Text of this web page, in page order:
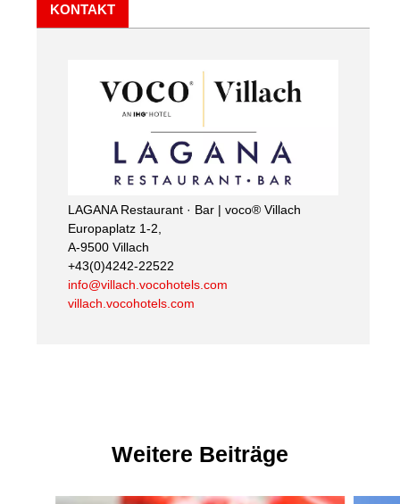
KONTAKT
LAGANA Restaurant · Bar | voco® Villach
Europaplatz 1-2,
A-9500 Villach
+43(0)4242-22522
info@villach.vocohotels.com
villach.vocohotels.com
Weitere Beiträge